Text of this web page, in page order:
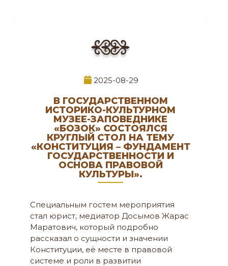
2025-08-29
В ГОСУДАРСТВЕННОМ
ИСТОРИКО-КУЛЬТУРНОМ
МУЗЕЕ-ЗАПОВЕДНИКЕ
«БОЗОК» СОСТОЯЛСЯ
КРУГЛЫЙ СТОЛ НА ТЕМУ
«КОНСТИТУЦИЯ – ФУНДАМЕНТ
ГОСУДАРСТВЕННОСТИ И
ОСНОВА ПРАВОВОЙ
КУЛЬТУРЫ».
Специальным гостем мероприятия
стал юрист, медиатор Досымов Жарас
Маратович, который подробно
рассказал о сущности и значении
Конституции, её месте в правовой
системе и роли в развитии